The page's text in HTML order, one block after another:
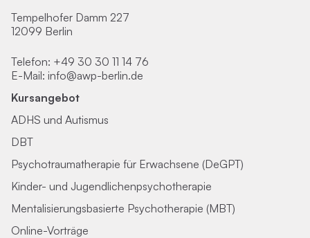
Tempelhofer Damm 227
12099 Berlin
Telefon: +49 30 30 11 14 76
E-Mail: info@awp-berlin.de
Kursangebot
ADHS und Autismus
DBT
Psychotraumatherapie für Erwachsene (DeGPT)
Kinder- und Jugendlichenpsychotherapie
Mentalisierungsbasierte Psychotherapie (MBT)
Online-Vorträge